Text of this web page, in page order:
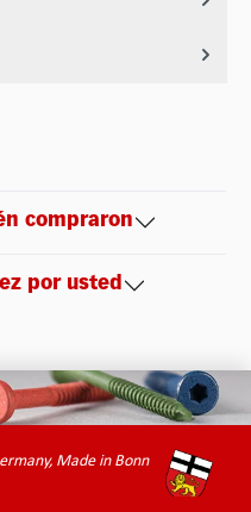
compraron
por usted
Made in Bonn